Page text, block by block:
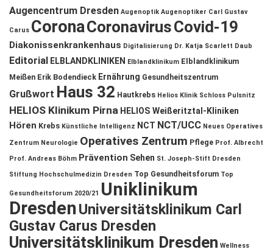
Augencentrum Dresden Augenoptik Augenoptiker Carl Gustav
Carus CoronaCoronavirusCovid-19
Diakonissenkrankenhaus Digitalisierung Dr. Katja Scarlett Daub
Editorial ELBLANDKLINIKEN Elblandklinikum Elblandklinikum
Meißen Erik Bodendieck Ernährung Gesundheitszentrum
Grußwort Haus 32 Hautkrebs Helios Klinik Schloss Pulsnitz
HELIOS Klinikum Pirna HELIOS Weißeritztal-Kliniken
Hören Krebs Künstliche Intelligenz NCT NCT/UCC Neues Operatives
Zentrum Neurologie Operatives Zentrum Pflege Prof. Albrecht
Prof. Andreas Böhm Prävention Sehen St. Joseph-Stift Dresden
Stiftung Hochschulmedizin Dresden Top Gesundheitsforum Top
Gesundheitsforum 2020/21 Uniklinikum
DresdenUniversitätsklinikum Carl
Gustav Carus Dresden
Universitätsklinikum Dresden Wellness